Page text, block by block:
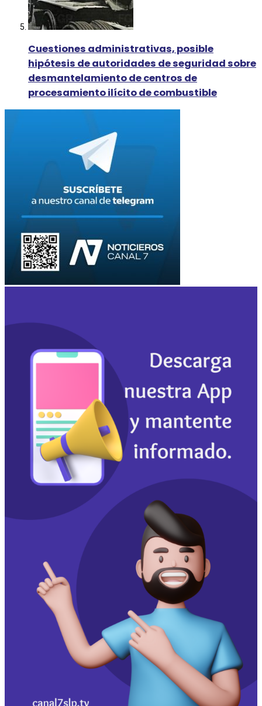
Cuestiones administrativas, posible
hipótesis de autoridades de seguridad sobre
desmantelamiento de centros de
procesamiento ilícito de combustible